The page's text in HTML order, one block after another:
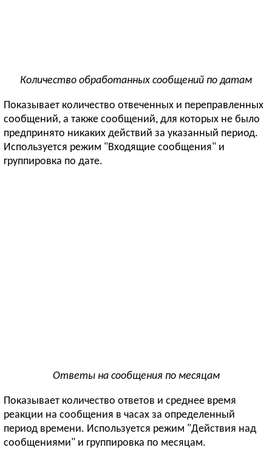
Количество обработанных сообщений по датам
Показывает количество отвеченных и переправленных
сообщений, а также сообщений, для которых не было
предпринято никаких действий за указанный период.
Используется режим "Входящие сообщения" и
группировка по дате.
Ответы на сообщения по месяцам
Показывает количество ответов и среднее время
реакции на сообщения в часах за определенный
период времени. Используется режим "Действия над
сообщениями" и группировка по месяцам.